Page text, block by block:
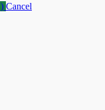
Cancel